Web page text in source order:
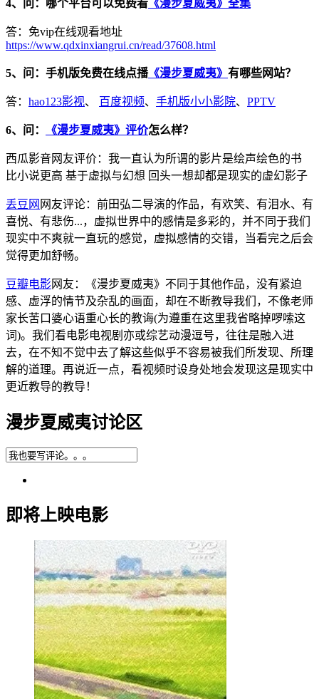
4、问：哪个平台可以免费看 《漫步夏威夷》全集
答：免vip在线观看地址
https://www.qdxinxiangrui.cn/read/37608.html
5、问：手机版免费在线点播《漫步夏威夷》 有哪些网站？
答： hao123影视、 百度视频、 手机版小小影院、 PPTV
6、问： 《漫步夏威夷》评价怎么样？
西瓜影音网友评价：我一直认为所谓的影片是绘声绘色的书
比小说更高 基于虚拟与幻想 回头一想却都是现实的虚幻影子
丢豆网 网友评论：前田弘二导演的作品，有欢笑、有泪水、有
喜悦、有悲伤...，虚拟世界中的感情是多彩的，并不同于我们
现实中不爽就一直玩的感觉，虚拟感情的交错，当看完之后会
觉得更加舒畅。
豆瓣电影网友：《漫步夏威夷》不同于其他作品，没有紧迫
感、虚浮的情节及杂乱的画面，却在不断教导我们，不像老师
家长苦口婆心语重心长的教诲(为遵重在这里我省略掉啰嗦这
词)。我们看电影电视剧亦或综艺动漫逗号，往往是融入进
去，在不知不觉中去了解这些似乎不容易被我们所发现、所理
解的道理。再说近一点，看视频时设身处地会发现这是现实中
更近教导的教导！
漫步夏威夷讨论区
即将上映电影